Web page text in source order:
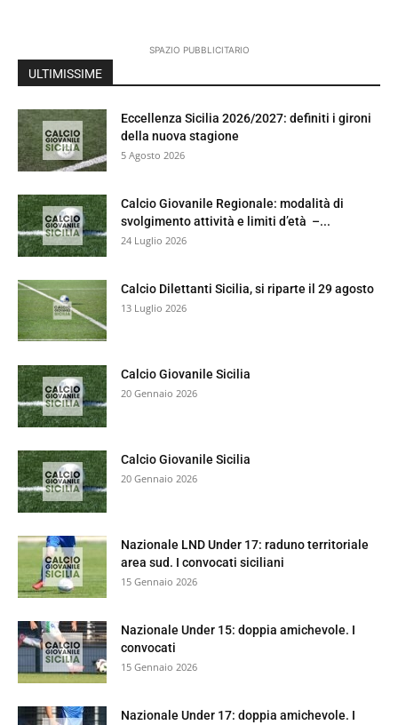
SPAZIO PUBBLICITARIO
ULTIMISSIME
Eccellenza Sicilia 2026/2027: definiti i gironi
della nuova stagione
5 Agosto 2026
Calcio Giovanile Regionale: modalità di
svolgimento attività e limiti d’età –...
24 Luglio 2026
Calcio Dilettanti Sicilia, si riparte il 29 agosto
13 Luglio 2026
Calcio Giovanile Sicilia
20 Gennaio 2026
Calcio Giovanile Sicilia
20 Gennaio 2026
Nazionale LND Under 17: raduno territoriale
area sud. I convocati siciliani
15 Gennaio 2026
Nazionale Under 15: doppia amichevole. I
convocati
15 Gennaio 2026
Nazionale Under 17: doppia amichevole. I